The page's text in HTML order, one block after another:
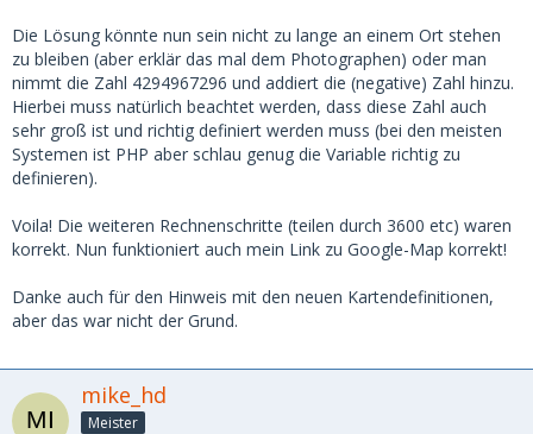
Die Lösung könnte nun sein nicht zu lange an einem Ort stehen
zu bleiben (aber erklär das mal dem Photographen) oder man
nimmt die Zahl 4294967296 und addiert die (negative) Zahl hinzu.
Hierbei muss natürlich beachtet werden, dass diese Zahl auch
sehr groß ist und richtig definiert werden muss (bei den meisten
Systemen ist PHP aber schlau genug die Variable richtig zu
definieren).
Voila! Die weiteren Rechnenschritte (teilen durch 3600 etc) waren
korrekt. Nun funktioniert auch mein Link zu Google-Map korrekt!
Danke auch für den Hinweis mit den neuen Kartendefinitionen,
aber das war nicht der Grund.
mike_hd
Meister